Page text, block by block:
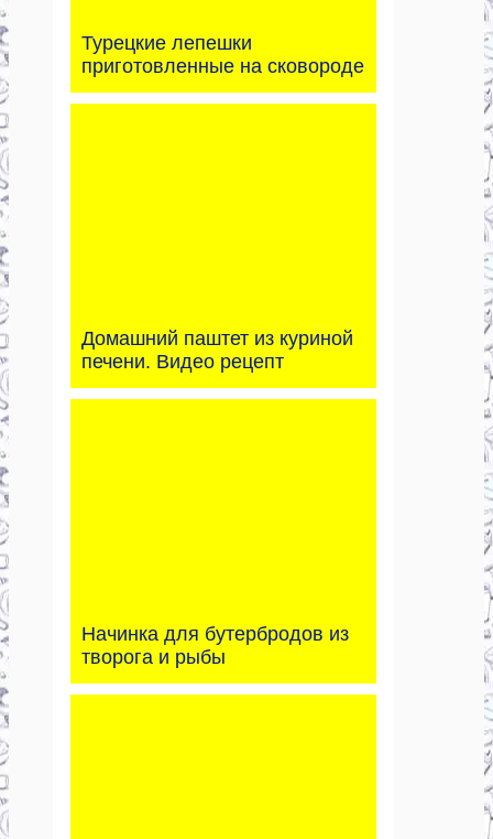
Турецкие лепешки
приготовленные на сковороде
Домашний паштет из куриной
печени. Видео рецепт
Начинка для бутербродов из
творога и рыбы